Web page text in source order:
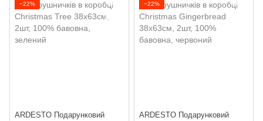
−22%
ARDESTO Подарунковий
−22%
ARDESTO Подарунковий